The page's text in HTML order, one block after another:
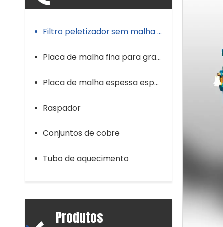
Filtro peletizador sem malha de tela
Placa de malha fina para granulador
Placa de malha espessa especial para granulador
Raspador
Conjuntos de cobre
Tubo de aquecimento
Produtos